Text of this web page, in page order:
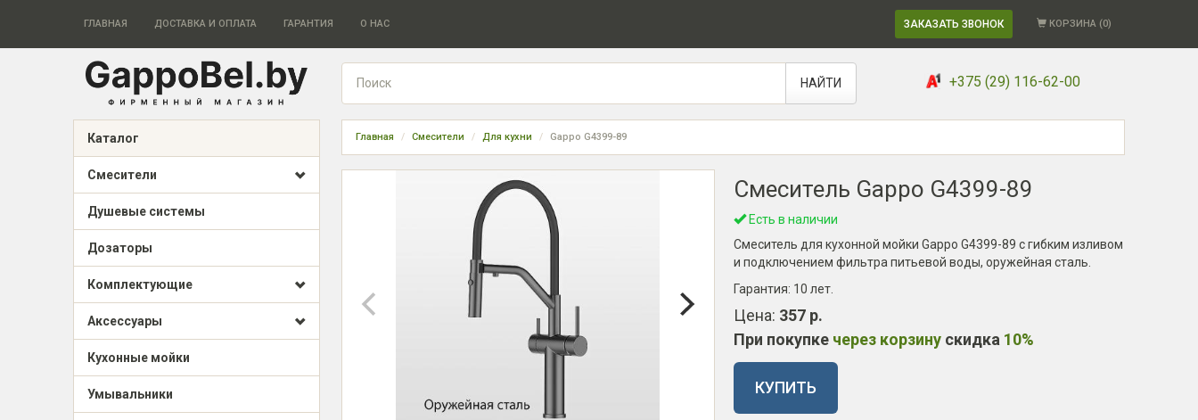
ГЛАВНАЯ ДОСТАВКА И ОПЛАТА ГАРАНТИЯ О НАС ЗАКАЗАТЬ ЗВОНОК КОРЗИНА (0)
НАЙТИ +375 (29) 116-62-00
Каталог
Смесители
Душевые системы
Дозаторы
Комплектующие
Аксессуары
Кухонные мойки
Умывальники
Главная Смесители Для кухни Gappo G4399-89
Смеситель Gappo G4399-89
Есть в наличии
Смеситель для кухонной мойки Gappo G4399-89 с гибким изливом
и подключением фильтра питьевой воды, оружейная сталь.
Гарантия: 10 лет.
Цена: 357 р.
При покупке через корзинускидка 10%
КУПИТЬ